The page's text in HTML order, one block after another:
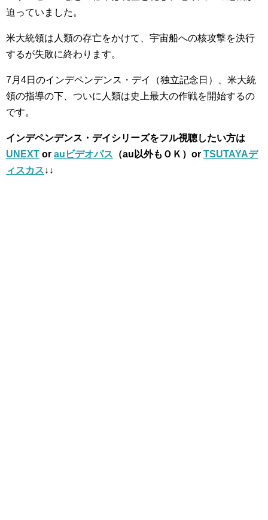
迫っていました。
米大統領は人類の存亡をかけて、宇宙船への核攻撃を決行
するが失敗に終わります。
7月4日のインデペンデンス・デイ（独立記念日）、米大統
領の指導の下、ついに人類は史上最大の作戦を開始するの
です。
インデペンデンス・デイシリーズをフル視聴したい方は
UNEXT or auビデオパス （au以外もＯＫ）or TSUTAYAデ
ィスカス↓↓